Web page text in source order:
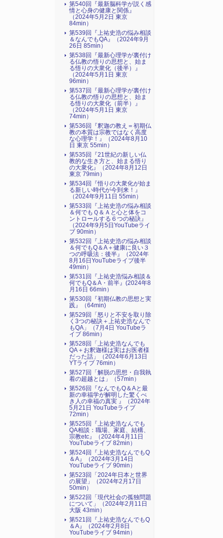
第540回『最新脳科学が説く感
情と心身の健康と関係』
（2024年5月2日 東京
84min）
第539回『上祐史浩の悩み相談
＆なんでもQA』（2024年9月
26日 85min）
第538回『最新心理学が裏付け
る仏教の悟りの思想と、始ま
る悟りの大衆化（後半）』
（2024年5月1日 東京
96min）
第537回『最新心理学が裏付け
る仏教の悟りの思想と、始ま
る悟りの大衆化（前半）』
（2024年5月1日 東京
74min）
第536回『釈迦の教え＝初期仏
教の本質は宗教ではなく高度
な心理学！』（2024年8月10
日 東京 55min）
第535回『21世紀の新しい仏
教的な生き方と、始まる悟り
の大衆化』（2024年8月12日
東京 79min）
第534回『悟りの大衆化が始ま
る新しい時代が今到来！』
（2024年9月11日 55min）
第533回『上祐史浩の悩み相談
＆何でもＱ＆Ａと心と体をコ
ントロールする６つの秘訣』
（2024年9月5日YouTubeライ
ブ 90min）
第532回『上祐史浩の悩み相談
＆何でもQ＆A＋健康に良い３
つの呼吸法：後半』（2024年
8月16日YouTubeライブ後半
49min）
第531回『上祐史浩悩み相談＆
何でもQ＆A・前半』(2024年8
月16日 66min）
第530回『初期仏教の思想と実
践』（64min)
第529回「怒りと不安を取り除
く3つの秘訣＋上祐史浩なんで
もQA」（7月4日 YouTubeラ
イブ 86min）
第528回「上祐史浩なんでも
QA＋お釈迦様は実はお医者様
だった話」（2024年6月13日
YTライブ 76min）
第527回「解脱の思想・自我執
着の超越とは」（57min）
第526回『なんでもQ＆Aと最
新の幸福学が解明した驚くべ
き人の幸福の真実 』（2024年
5月21日 YouTubeライブ
72min）
第525回『上祐史浩なんでも
QA相談：職場、家庭、結構、
宗教etc』（2024年4月11日
YouTubeライブ 82min）
第524回『上祐史浩なんでもQ
＆A』（2024年3月14日
YouTubeライブ 90min）
第523回「2024年日本と世界
の展望」（2024年2月17日
50min）
第522回「現代社会の孤独問題
について」（2024年2月11日
大阪 43min）
第521回『上祐史浩なんでもQ
＆A』（2024年2月8日
YouTubeライブ 94min）